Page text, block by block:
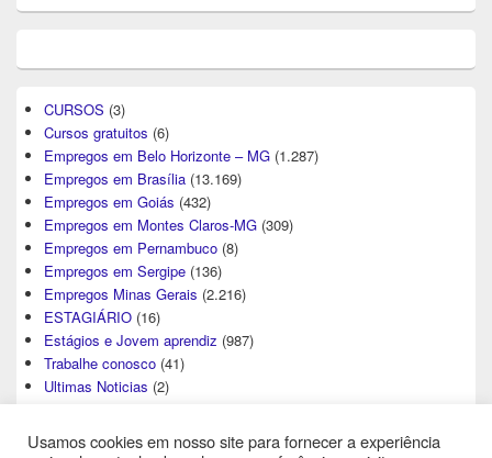
CURSOS (3)
Cursos gratuitos (6)
Empregos em Belo Horizonte – MG (1.287)
Empregos em Brasília (13.169)
Empregos em Goiás (432)
Empregos em Montes Claros-MG (309)
Empregos em Pernambuco (8)
Empregos em Sergipe (136)
Empregos Minas Gerais (2.216)
ESTAGIÁRIO (16)
Estágios e Jovem aprendiz (987)
Trabalhe conosco (41)
Ultimas Noticias (2)
Usamos cookies em nosso site para fornecer a experiência